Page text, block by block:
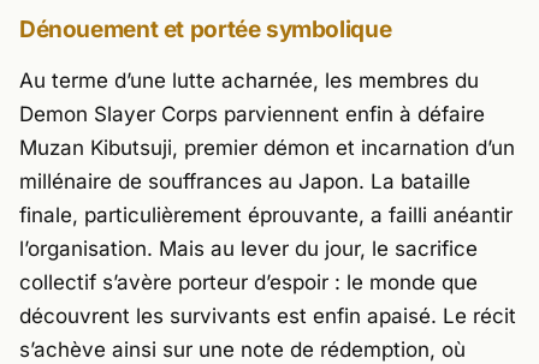
Dénouement et portée symbolique
Au terme d’une lutte acharnée, les membres du
Demon Slayer Corps parviennent enfin à défaire
Muzan Kibutsuji, premier démon et incarnation d’un
millénaire de souffrances au Japon. La bataille
finale, particulièrement éprouvante, a failli anéantir
l’organisation. Mais au lever du jour, le sacrifice
collectif s’avère porteur d’espoir : le monde que
découvrent les survivants est enfin apaisé. Le récit
s’achève ainsi sur une note de rédemption, où